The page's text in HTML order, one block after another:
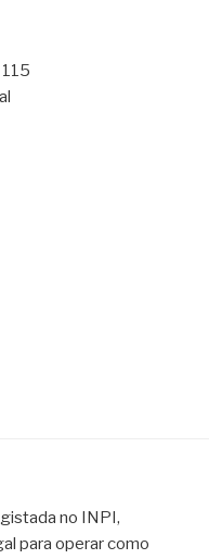
no INPI,
para operar como